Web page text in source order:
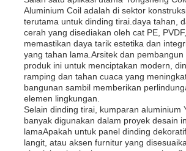
Aluminium Coil adalah di sektor
terutama untuk dinding tirai.daya tahan,
cerah yang disediakan oleh cat PE,
memastikan daya tarik estetika dan
yang tahan lama.Arsitek dan pembangun
produk ini untuk menciptakan modern,
ramping dan tahan cuaca yang
bangunan sambil memberikan
elemen lingkungan.
Selain dinding tirai, kumparan aluminium
banyak digunakan dalam proyek desain
lamaApakah untuk panel dinding
langit, atau aksen furnitur yang